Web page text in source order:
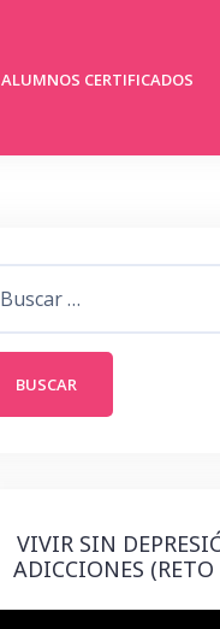
ALUMNOS CERTIFICADOS
VIVIR SIN
ADICCIONES